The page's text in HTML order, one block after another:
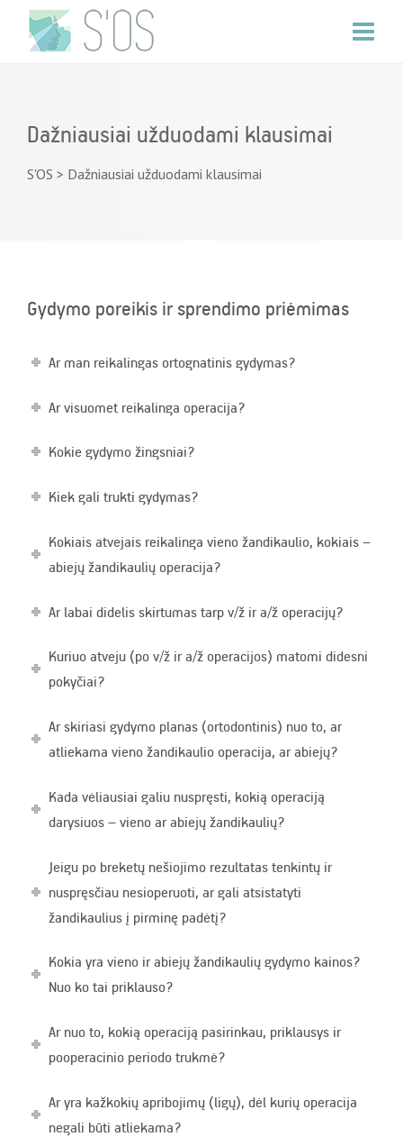
Dažniausiai užduodami klausimai
S'OS > Dažniausiai užduodami klausimai
Gydymo poreikis ir sprendimo priėmimas
Ar man reikalingas ortognatinis gydymas?
Ar visuomet reikalinga operacija?
Kokie gydymo žingsniai?
Kiek gali trukti gydymas?
Kokiais atvejais reikalinga vieno žandikaulio, kokiais –
abiejų žandikaulių operacija?
Ar labai didelis skirtumas tarp v/ž ir a/ž operacijų?
Kuriuo atveju (po v/ž ir a/ž operacijos) matomi didesni
pokyčiai?
Ar skiriasi gydymo planas (ortodontinis) nuo to, ar
atliekama vieno žandikaulio operacija, ar abiejų?
Kada vėliausiai galiu nuspręsti, kokią operaciją
darysiuos – vieno ar abiejų žandikaulių?
Jeigu po breketų nešiojimo rezultatas tenkintų ir
nuspręsčiau nesioperuoti, ar gali atsistatyti
žandikaulius į pirminę padėtį?
Kokia yra vieno ir abiejų žandikaulių gydymo kainos?
Nuo ko tai priklauso?
Ar nuo to, kokią operaciją pasirinkau, priklausys ir
pooperacinio periodo trukmė?
Ar yra kažkokių apribojimų (ligų), dėl kurių operacija
negali būti atliekama?